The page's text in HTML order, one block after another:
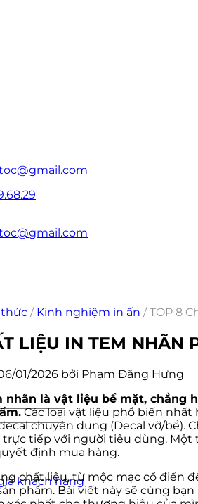
khách hàng
thức / Kinh nghiệm in ấn /TOP 8
LIỆU IN TEM NHÃN
01/2026 bởi Phạm Đăng Hưng
nhãn là vật liệu bề mặt, chẳng
Các loại vật liệu phổ biến nhất
chuyên dụng (Decal vỡ/
trực tiếp với người tiêu dùng.
định mua hàng.
chất liệu, từ mộc mạc cổ điển
phẩm. Bài viết này sẽ cùng